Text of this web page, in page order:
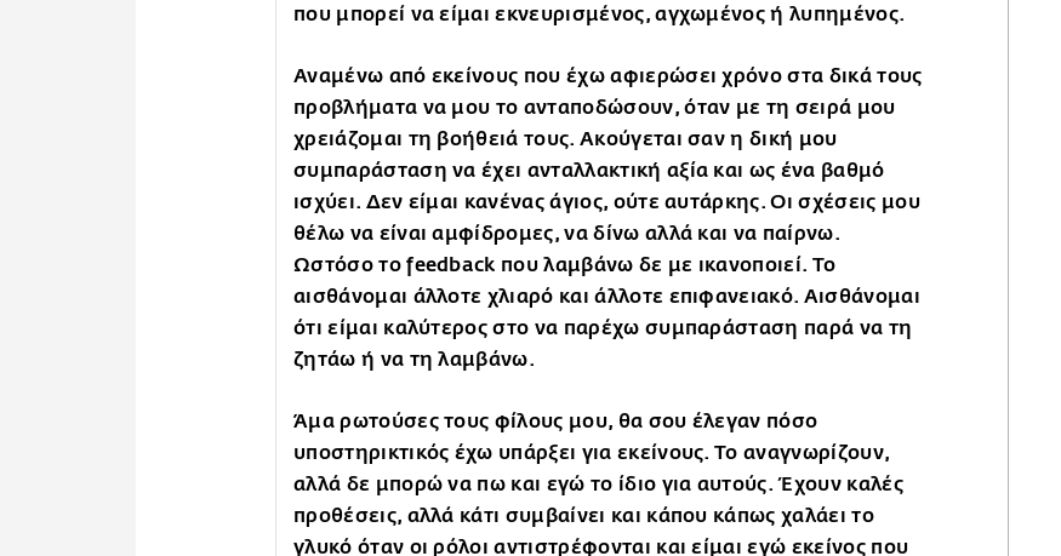
που μπορεί να είμαι εκνευρισμένος, αγχωμένος ή λυπημένος.
Αναμένω από εκείνους που έχω αφιερώσει χρόνο στα δικά τους
προβλήματα να μου το ανταποδώσουν, όταν με τη σειρά μου
χρειάζομαι τη βοήθειά τους. Ακούγεται σαν η δική μου
συμπαράσταση να έχει ανταλλακτική αξία και ως ένα βαθμό
ισχύει. Δεν είμαι κανένας άγιος, ούτε αυτάρκης. Οι σχέσεις μου
θέλω να είναι αμφίδρομες, να δίνω αλλά και να παίρνω.
Ωστόσο το feedback που λαμβάνω δε με ικανοποιεί. Το
αισθάνομαι άλλοτε χλιαρό και άλλοτε επιφανειακό. Αισθάνομαι
ότι είμαι καλύτερος στο να παρέχω συμπαράσταση παρά να τη
ζητάω ή να τη λαμβάνω.
Άμα ρωτούσες τους φίλους μου, θα σου έλεγαν πόσο
υποστηρικτικός έχω υπάρξει για εκείνους. Το αναγνωρίζουν,
αλλά δε μπορώ να πω και εγώ το ίδιο για αυτούς. Έχουν καλές
προθέσεις, αλλά κάτι συμβαίνει και κάπου κάπως χαλάει το
γλυκό όταν οι ρόλοι αντιστρέφονται και είμαι εγώ εκείνος που